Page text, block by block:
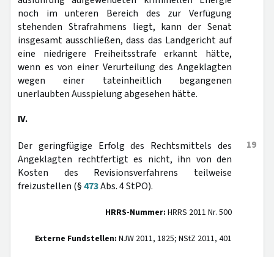
noch im unteren Bereich des zur Verfügung
stehenden Strafrahmens liegt, kann der Senat
insgesamt ausschließen, dass das Landgericht auf
eine niedrigere Freiheitsstrafe erkannt hätte,
wenn es von einer Verurteilung des Angeklagten
wegen einer tateinheitlich begangenen
unerlaubten Ausspielung abgesehen hätte.
IV.
19
Der geringfügige Erfolg des Rechtsmittels des
Angeklagten rechtfertigt es nicht, ihn von den
Kosten des Revisionsverfahrens teilweise
freizustellen (§473Abs. 4 StPO).
HRRS-Nummer: HRRS 2011 Nr. 500
Externe Fundstellen: NJW 2011, 1825; NStZ 2011, 401